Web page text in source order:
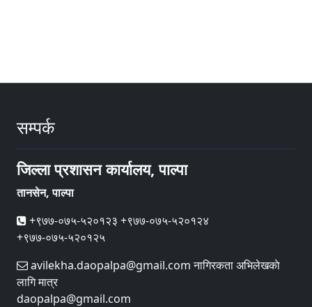
सम्पर्क
जिल्ला प्रशासन कार्यालय, पाल्पा
तानसेन, पाल्पा
+९७७-०७५-५२०१२३ +९७७-०७५-५२०१२४
+९७७-०७५-५२०१२५
avilekha.daopalpa@gmail.com नागिरकता अभिलेखकाे
लागि मात्र
daopalpa@gmail.com